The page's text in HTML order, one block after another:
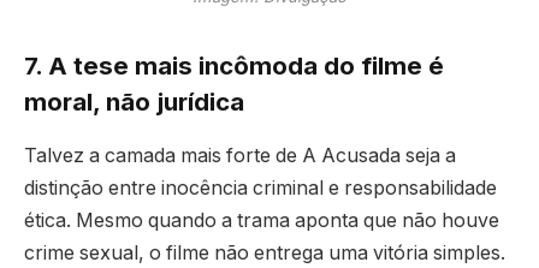
7. A tese mais incômoda do filme é
moral, não jurídica
Talvez a camada mais forte de A Acusada seja a
distinção entre inocência criminal e responsabilidade
ética. Mesmo quando a trama aponta que não houve
crime sexual, o filme não entrega uma vitória simples.